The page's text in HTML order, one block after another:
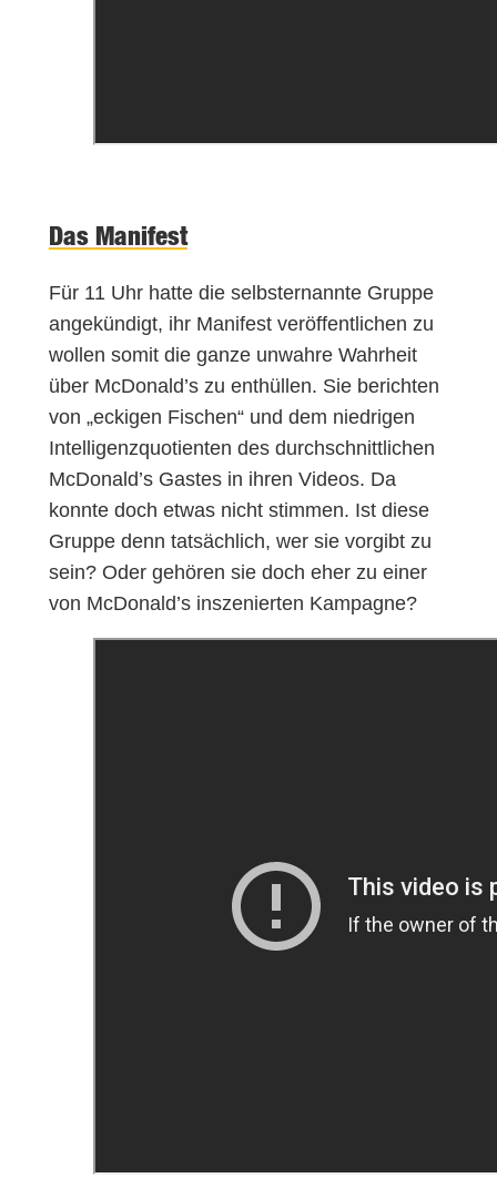
Das Manifest
Für 11 Uhr hatte die selbsternannte Gruppe
angekündigt, ihr Manifest veröffentlichen zu
wollen somit die ganze unwahre Wahrheit
über McDonald’s zu enthüllen. Sie berichten
von „eckigen Fischen“ und dem niedrigen
Intelligenzquotienten des durchschnittlichen
McDonald’s Gastes in ihren Videos. Da
konnte doch etwas nicht stimmen. Ist diese
Gruppe denn tatsächlich, wer sie vorgibt zu
sein? Oder gehören sie doch eher zu einer
von McDonald’s inszenierten Kampagne?